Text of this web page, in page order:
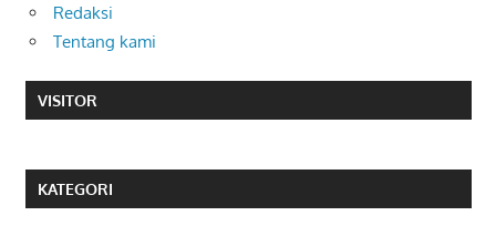
Redaksi
Tentang kami
VISITOR
KATEGORI